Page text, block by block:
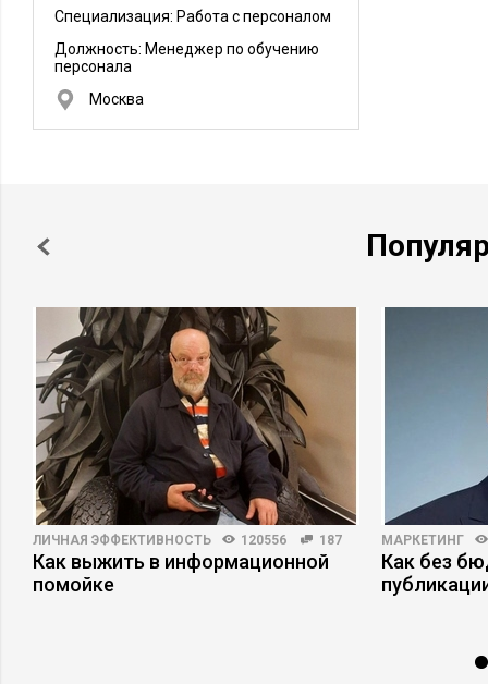
Специализация: Работа с персоналом
Должность: Менеджер по обучению
персонала
Москва
ЛИЧНАЯ ЭФФЕКТИВНОСТЬ 120556 187
Как выжить в информационной
помойке
МАРКЕТИНГ
Как без